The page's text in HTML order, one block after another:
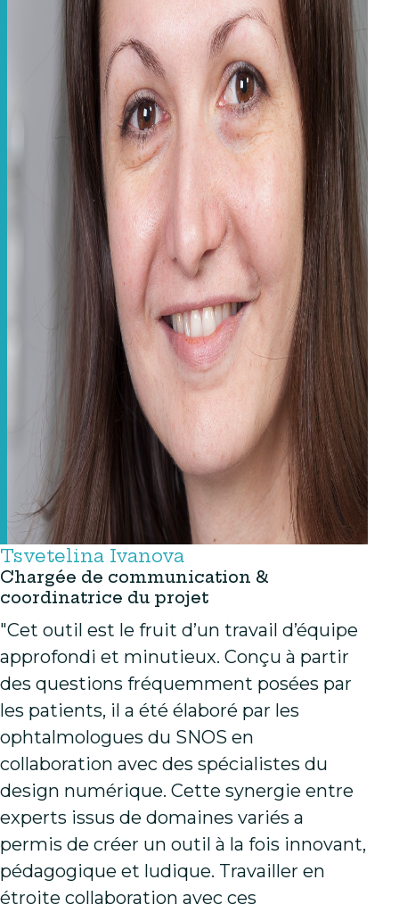
Tsvetelina Ivanova
Chargée de communication &
coordinatrice du projet
"Cet outil est le fruit d’un travail d’équipe
approfondi et minutieux. Conçu à partir
des questions fréquemment posées par
les patients, il a été élaboré par les
ophtalmologues du SNOS en
collaboration avec des spécialistes du
design numérique. Cette synergie entre
experts issus de domaines variés a
permis de créer un outil à la fois innovant,
pédagogique et ludique. Travailler en
étroite collaboration avec ces